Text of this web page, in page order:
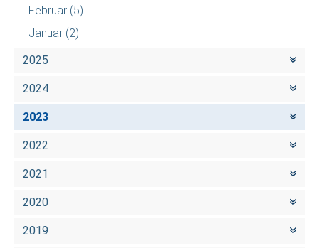
Februar (5)
Januar (2)
2025
2024
2023
2022
2021
2020
2019